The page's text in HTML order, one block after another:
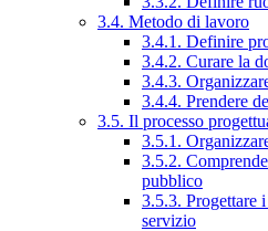
3.4. Metodo di lavoro
3.4.1. Definire
3.4.2. Curare la
3.4.3.
3.4.4. Prendere
3.5. Il processo
3.5.1.
3.5.2.
pubblico
3.5.3. Progettare
servizio